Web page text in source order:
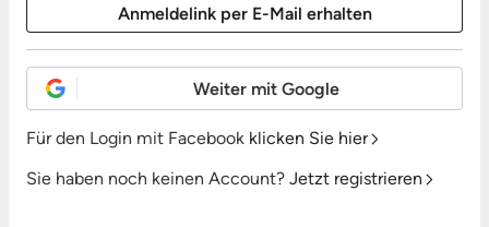
Weiter mit Google
Für den Login mit Facebook klicken Sie hier
Sie haben noch keinen Account? Jetzt registrieren